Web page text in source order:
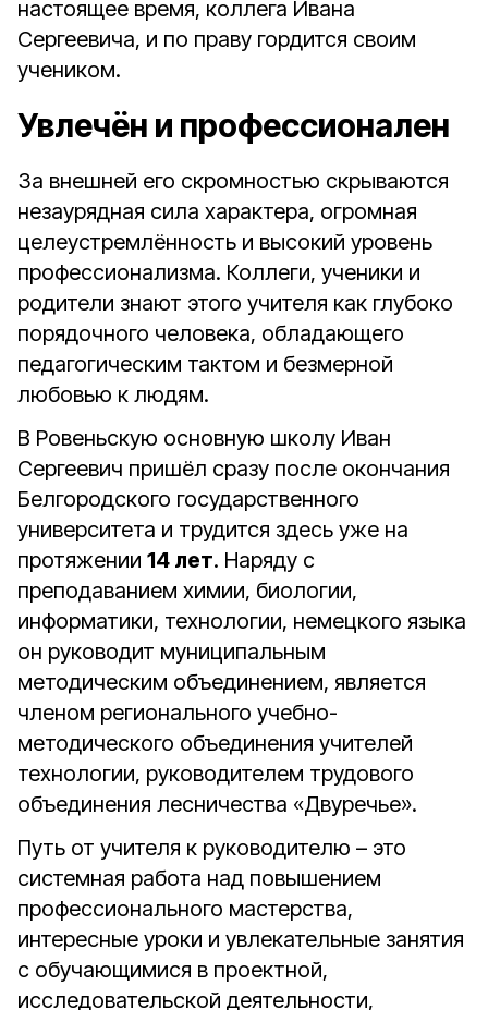
настоящее время, коллега Ивана
Сергеевича, и по праву гордится своим
учеником.
Увлечён и профессионален
За внешней его скромностью скрываются
незаурядная сила характера, огромная
целеустремлённость и высокий уровень
профессионализма. Коллеги, ученики и
родители знают этого учителя как глубоко
порядочного человека, обладающего
педагогическим тактом и безмерной
любовью к людям.
В Ровеньскую основную школу Иван
Сергеевич пришёл сразу после окончания
Белгородского государственного
университета и трудится здесь уже на
протяжении 14 лет. Наряду с
преподаванием химии, биологии,
информатики, технологии, немецкого языка
он руководит муниципальным
методическим объединением, является
членом регионального учебно-
методического объединения учителей
технологии, руководителем трудового
объединения лесничества «Двуречье».
Путь от учителя к руководителю – это
системная работа над повышением
профессионального мастерства,
интересные уроки и увлекательные занятия
с обучающимися в проектной,
исследовательской деятельности,